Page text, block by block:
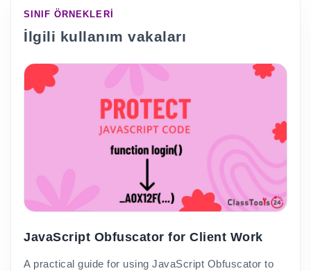
SINIF ÖRNEKLERI
İlgili kullanım vakaları
JavaScript Obfuscator for Client Work
A practical guide for using JavaScript Obfuscator to